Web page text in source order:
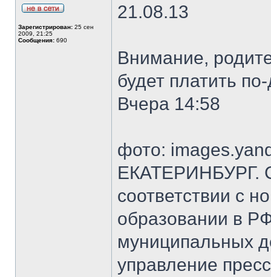
Зарегистрирован: 25 сен
2009, 21:25
Сообщения: 690
21.08.13
Внимание,
будет платить
Вчера 14:58
фото:
ЕКАТЕРИНБУРГ. С
соответствии с
образовании в
муниципальных
управление